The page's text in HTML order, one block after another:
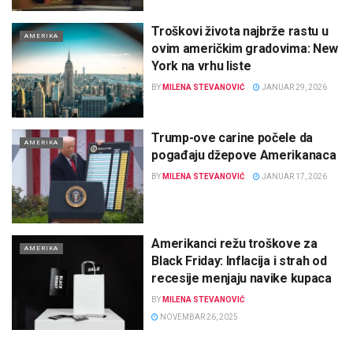
AMERIKA
Troškovi života najbrže rastu u
ovim američkim gradovima: New
York na vrhu liste
BY MILENA STEVANOVIĆ JANUAR 29, 2026
AMERIKA
Trump-ove carine počele da
pogađaju džepove Amerikanaca
BY MILENA STEVANOVIĆ JANUAR 17, 2026
AMERIKA
Amerikanci režu troškove za
Black Friday: Inflacija i strah od
recesije menjaju navike kupaca
BY MILENA STEVANOVIĆ
NOVEMBAR 26, 2025